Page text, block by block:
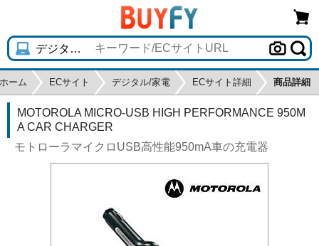
ホーム ECサイト デジタル/家電 ECサイト詳細 商品詳細
MOTOROLA MICRO-USB HIGH PERFORMANCE 950M
A CAR CHARGER
モトローラマイクロUSB高性能950mA車の充電器